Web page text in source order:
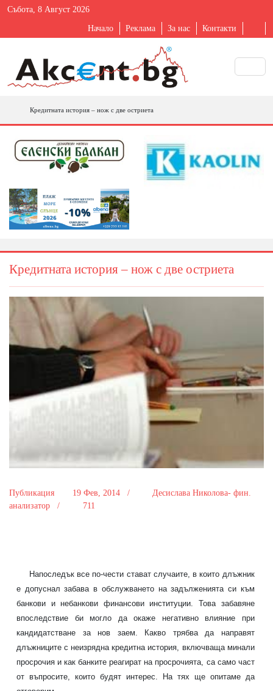
Събота, 8 Август 2026
Начало Реклама За нас Контакти
Кредитната история – нож с две остриета
Кредитната история – нож с две остриета
Публикация 19 Фев, 2014 /
Десислава Николова- фин.
анализатор /
711
Напоследък все по-чести стават случаите, в които длъжник
е допуснал забава в обслужването назадължениятаси към
банкови и небанкови финансови институции. Това забавяне
впоследствие би могло да окаже негативно влияние при
кандидатстване за нов заем. Какво трябва да направят
длъжниците с неизрядна кредитна история, включваща минали
просрочия и как банките реагират на просрочията, са само част
от въпросите, които будят интерес. На тях ще опитаме да